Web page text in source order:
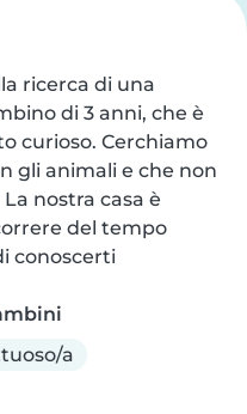
ricerca di una
di 3 anni, che è
curioso. Cerchiamo
gli animali e che non
nostra casa è
del tempo
conoscerti
a